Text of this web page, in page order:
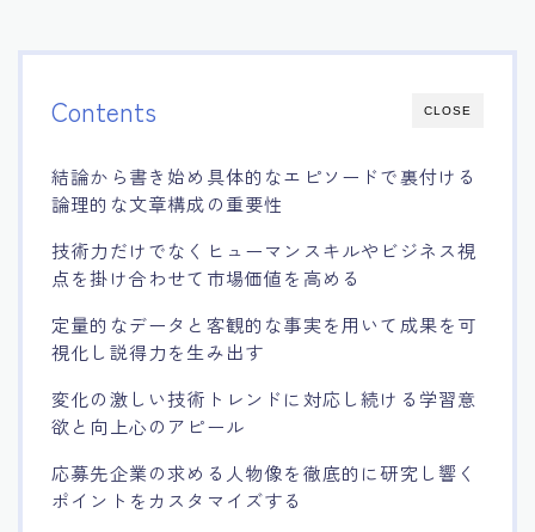
CLOSE
Contents
結論から書き始め具体的なエピソードで裏付ける
論理的な文章構成の重要性
技術力だけでなくヒューマンスキルやビジネス視
点を掛け合わせて市場価値を高める
定量的なデータと客観的な事実を用いて成果を可
視化し説得力を生み出す
変化の激しい技術トレンドに対応し続ける学習意
欲と向上心のアピール
応募先企業の求める人物像を徹底的に研究し響く
ポイントをカスタマイズする